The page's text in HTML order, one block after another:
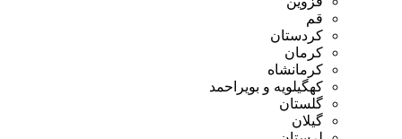
قم
کردستان
کرمان
کرمانشاه
کهگیلویه و بویراحمد
گلستان
گیلان